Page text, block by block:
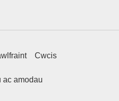
Links
Cwcis
ac amodau